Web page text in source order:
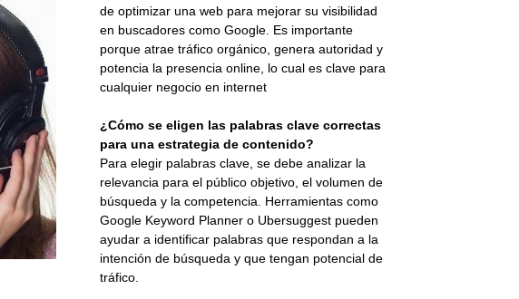
de optimizar una web para mejorar su visibilidad
en buscadores como Google. Es importante
porque atrae tráfico orgánico, genera autoridad y
potencia la presencia online, lo cual es clave para
cualquier negocio en internet
¿Cómo se eligen las palabras clave correctas
para una estrategia de contenido?
Para elegir palabras clave, se debe analizar la
relevancia para el público objetivo, el volumen de
búsqueda y la competencia. Herramientas como
Google Keyword Planner o Ubersuggest pueden
ayudar a identificar palabras que respondan a la
intención de búsqueda y que tengan potencial de
tráfico.